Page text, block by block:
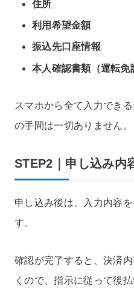
住所
利用希望金額
振込先口座情報
本人確認書類（運転免
スマホから全て入力でき
の手間は一切ありません。
STEP2｜申し込み内
申し込み後は、入力内容
す。
確認が完了すると、決済
くので、指示に従って後